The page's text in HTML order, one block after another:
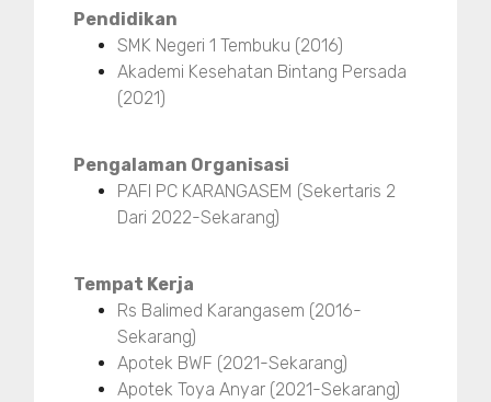
Pendidikan
SMK Negeri 1 Tembuku (2016)
Akademi Kesehatan Bintang Persada
(2021)
Pengalaman Organisasi
PAFI PC KARANGASEM (Sekertaris 2
Dari 2022-Sekarang)
Tempat Kerja
Rs Balimed Karangasem (2016-
Sekarang)
Apotek BWF (2021-Sekarang)
Apotek Toya Anyar (2021-Sekarang)